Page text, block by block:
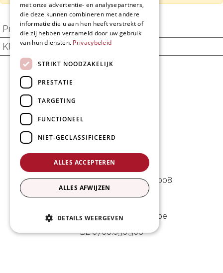
Producttype:Borstel
Kleur onderhoudsartikel:Blauw
L&D Foodpartner BV
Noorwegenstraat 29D, Haven 8008,
9940 Evergem, BE
09 253 49 57-mail@delmo.be
BE 0768.656.308
met onze advertentie- en analysepartners,
die deze kunnen combineren met andere
informatie die u aan hen heeft verstrekt of
die zij hebben verzameld door uw gebruik
van hun diensten. Privacybeleid
STRIKT NOODZAKELIJK
PRESTATIE
TARGETING
FUNCTIONEEL
NIET-GECLASSIFICEERD
ALLES ACCEPTEREN
ALLES AFWIJZEN
DETAILS WEERGEVEN